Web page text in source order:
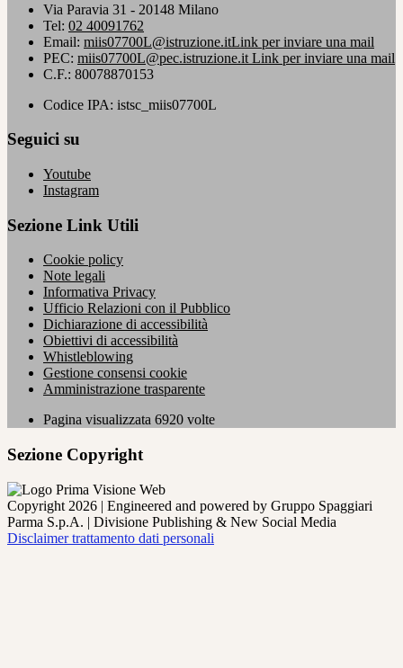
Via Paravia 31 - 20148 Milano
Tel: 02 40091762
Email: miis07700L@istruzione.itLink per inviare una mail
PEC: miis07700L@pec.istruzione.it Link per inviare una mail
C.F.: 80078870153
Codice IPA: istsc_miis07700L
Seguici su
Youtube
Instagram
Sezione Link Utili
Cookie policy
Note legali
Informativa Privacy
Ufficio Relazioni con il Pubblico
Dichiarazione di accessibilità
Obiettivi di accessibilità
Whistleblowing
Gestione consensi cookie
Amministrazione trasparente
Pagina visualizzata 6920 volte
Sezione Copyright
Copyright 2026 | Engineered and powered by Gruppo Spaggiari
Parma S.p.A. | Divisione Publishing & New Social Media
Disclaimer trattamento dati personali